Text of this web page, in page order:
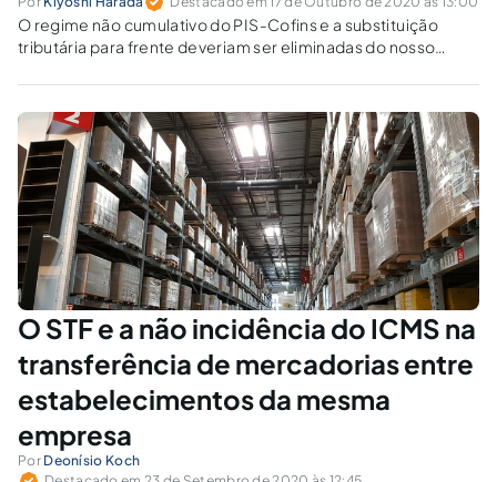
O regime não cumulativo do PIS-Cofins e a substituição
tributária para frente deveriam ser eliminadas do nosso
o § 7º do art. 150 da Constituição.
O STF e a não incidência do ICMS na
transferência de mercadorias entre
estabelecimentos da mesma
empresa
Por Deonísio Koch